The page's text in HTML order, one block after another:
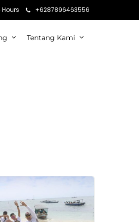
+6287896463556
Tentang Kami